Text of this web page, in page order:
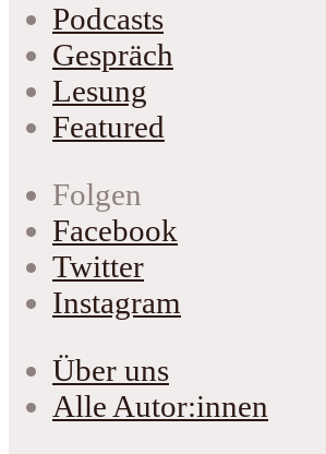
Podcasts
Gespräch
Lesung
Featured
Folgen
Facebook
Twitter
Instagram
Über uns
Alle Autor:innen